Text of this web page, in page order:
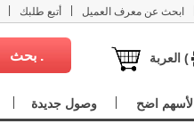
أتبع طلبك ابحث عن معرف العميل
العربة (
وصول جديدة الأسهم اضح